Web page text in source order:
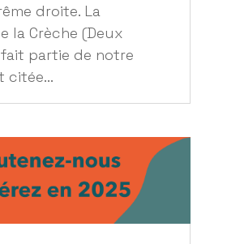
droite. La
la Crèche (Deux
partie de notre
citée...